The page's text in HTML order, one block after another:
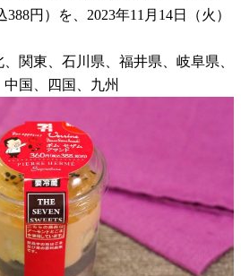
円）を、2023年11月14日（火）
関東、石川県、福井県、岐阜県、
国、四国、九州